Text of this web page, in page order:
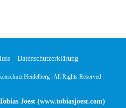
– Datenschutzerklärung
Heidelberg | All Rights Reserved
Joest (www.tobiasjoest.com)